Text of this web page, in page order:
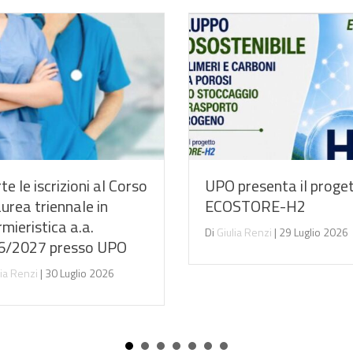
presenta il progetto:
H2
Renzi|29 Luglio 2026
Forum dei Giardini
degli Orti Botanici a
Verbania: una due giorni
dedicata al futuro del
patrimonio vegetale